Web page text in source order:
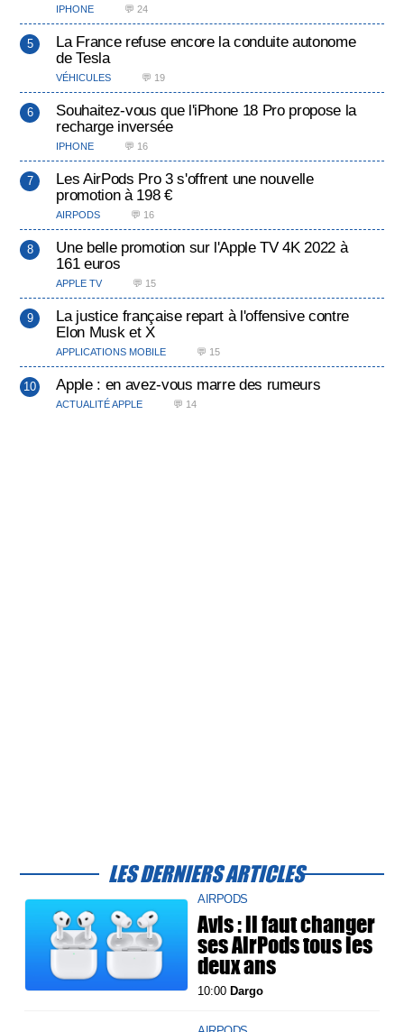
IPHONE 💬 24
La France refuse encore la conduite autonome
de Tesla
VÉHICULES 💬 19
Souhaitez-vous que l'iPhone 18 Pro propose la
recharge inversée
IPHONE 💬 16
Les AirPods Pro 3 s'offrent une nouvelle
promotion à 198 €
AIRPODS 💬 16
Une belle promotion sur l'Apple TV 4K 2022 à
161 euros
APPLE TV 💬 15
La justice française repart à l'offensive contre
Elon Musk et X
APPLICATIONS MOBILE 💬 15
Apple : en avez-vous marre des rumeurs
ACTUALITÉ APPLE 💬 14
LES DERNIERS ARTICLES
AIRPODS
Avis : il faut changer
ses AirPods tous les
deux ans
10:00 Dargo